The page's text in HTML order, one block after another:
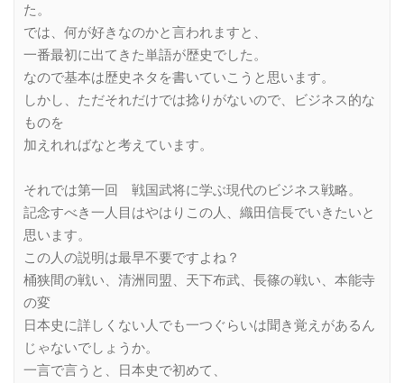
た。
では、何が好きなのかと言われますと、
一番最初に出てきた単語が歴史でした。
なので基本は歴史ネタを書いていこうと思います。
しかし、ただそれだけでは捻りがないので、ビジネス的な
ものを
加えれればなと考えています。
それでは第一回 戦国武将に学ぶ現代のビジネス戦略。
記念すべき一人目はやはりこの人、織田信長でいきたいと
思います。
この人の説明は最早不要ですよね？
桶狭間の戦い、清洲同盟、天下布武、長篠の戦い、本能寺
の変
日本史に詳しくない人でも一つぐらいは聞き覚えがあるん
じゃないでしょうか。
一言で言うと、日本史で初めて、